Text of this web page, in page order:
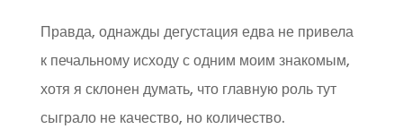
Правда, однажды дегустация едва не привела
к печальному исходу с одним моим знакомым,
хотя я склонен думать, что главную роль тут
сыграло не качество, но количество.